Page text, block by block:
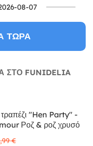
08-07
ΤΏΡΑ
ΣΤΟ FUNIDELIA
τραπέζι "Hen Party" -
Ροζ & ροζ χρυσό
€